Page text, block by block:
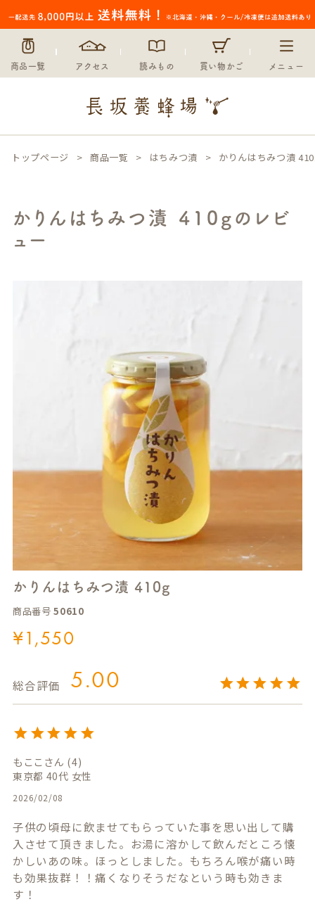
商品一覧 アクセス 読みもの 買い物かご メニュー
トップページ 商品一覧 はちみつ漬 かりんはちみつ漬
かりんはちみつ漬 410gのレビ
ュー
かりんはちみつ漬 410g
商品番号 50610
¥1,550
5.00
もここ 4
東京都 40代 女性
2026/02/08
子供の頃母に飲ませてもらっていた事を思い出して購
入させて頂きました。お湯に溶かして飲んだところ懐
かしいあの味。ほっとしました。もちろん喉が痛い時
も効果抜群！！痛くなりそうだなという時も効きま
す！